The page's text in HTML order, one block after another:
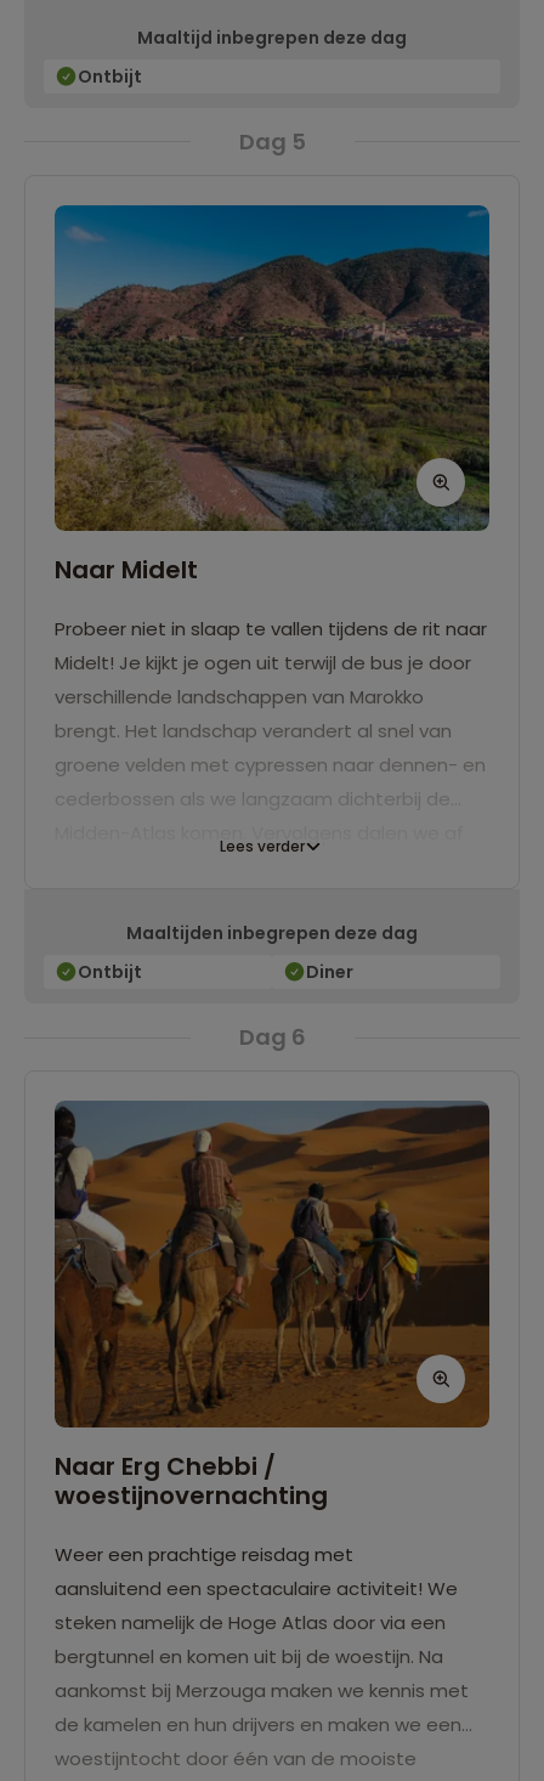
van munt. De sfeer hier kun je nergens mee
vergelijken!
Maaltijd inbegrepen deze dag
Ontbijt
Dag 5
Naar Midelt
Probeer niet in slaap te vallen tijdens de rit naar
Midelt! Je kijkt je ogen uit terwijl de bus je door
verschillende landschappen van Marokko
brengt. Het landschap verandert al snel van
groene velden met cypressen naar dennen- en
cederbossen als we langzaam dichterbij de
met sneeuw bedekte toppen van de Hoge
Atlas. Aan de voet van deze bergen kunnen we
Lees verder
Maaltijden inbegrepen deze dag
Ontbijt
Diner
Dag 6
Naar Erg Chebbi /
woestijnovernachting
Weer een prachtige reisdag met
aansluitend een spectaculaire activiteit! We
steken namelijk de Hoge Atlas door via een
bergtunnel en komen uit bij de woestijn. Na
aankomst bij Merzouga maken we kennis met
de kamelen en hun drijvers en maken we een
woestijntocht door één van de mooiste